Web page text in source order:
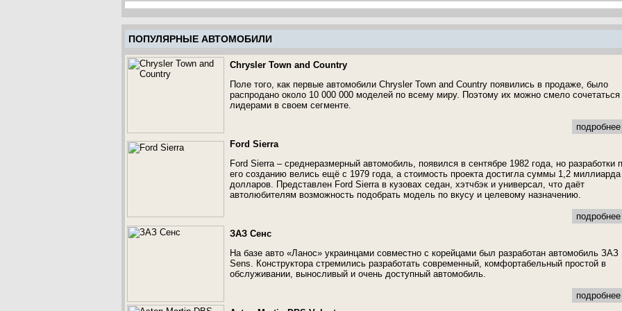
ПОПУЛЯРНЫЕ АВТОМОБИЛИ
Chrysler Town and Country
Поле того, как первые автомобили Chrysler Town and Country появились в продаже, было
распродано около 10 000 000 моделей по всему миру. Поэтому их можно смело сочетаться
лидерами в своем сегменте.
Ford Sierra
Ford Sierra – среднеразмерный автомобиль, появился в сентябре 1982 года, но разработки
его созданию велись ещё с 1979 года, а стоимость проекта достигла суммы 1,2 миллиарда
долларов. Представлен Ford Sierra в кузовах седан, хэтчбэк и универсал, что даёт
автолюбителям возможность подобрать модель по вкусу и целевому назначению.
ЗАЗ Сенс
На базе авто «Ланос» украинцами совместно с корейцами был разработан автомобиль ЗАЗ
Sens. Конструктора стремились разработать современный, комфортабельный простой в
обслуживании, выносливый и очень доступный автомобиль.